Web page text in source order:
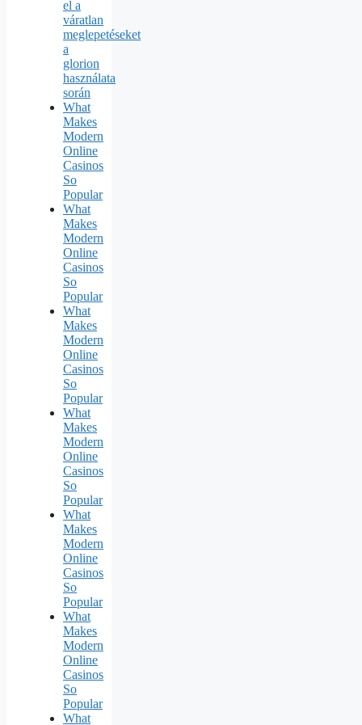
el a
váratlan
meglepetéseket
a
glorion
használata
során
What
Makes
Modern
Online
Casinos
So
Popular
What
Makes
Modern
Online
Casinos
So
Popular
What
Makes
Modern
Online
Casinos
So
Popular
What
Makes
Modern
Online
Casinos
So
Popular
What
Makes
Modern
Online
Casinos
So
Popular
What
Makes
Modern
Online
Casinos
So
Popular
What